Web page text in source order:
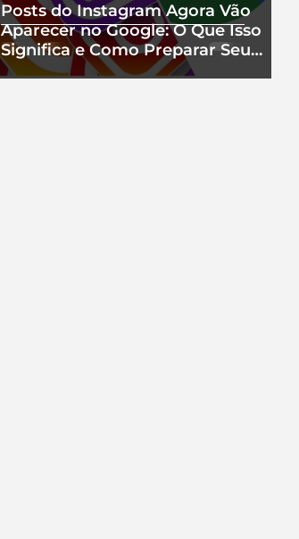
Posts do Instagram Agora Vão
Aparecer no Google: O Que Isso
Significa e Como Preparar Seu
Perfil